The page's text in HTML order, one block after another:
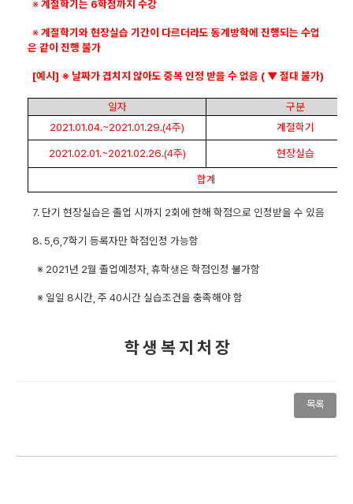
※계절학기는 6학점까지 수강
※계절학기와 현장실습 기간이 다르더라도 동계방학에 진행되는 수업
은 같이 진행 불가
[예시] ※ 날짜가 겹치지 않아도 중복 인정 받을 수 없음 ( ▼절대 불가)
일자
구분
2021.01.04.~2021.01.29.(4주) 계절학기
2021.02.01.~2021.02.26.(4주) 현장실습
합계
7. 단기 현장실습은 졸업 시까지 2회에 한해 학점으로 인정받을 수 있음
8. 5,6,7학기 등록자만 학점인정 가능함
※ 2021년 2월 졸업예정자 휴학생은 학점인정 불가함
※ 일일 8시간 주 40시간 실습조건을 충족해야 함
학 생 복 지 처 장
목록